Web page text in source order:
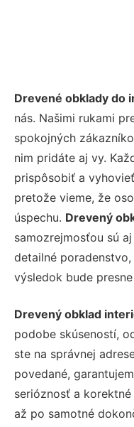
Drevené obklady do
nás. Našimi rukami
spokojných
nim pridáte aj vy.
prispôsobiť a
pretože vieme, že
úspechu. Drevený
samozrejmosťou sú
detailné
výsledok bude
Drevený obklad
podobe skúseností,
ste na správnej
povedané,
serióznosť a
až po samotné